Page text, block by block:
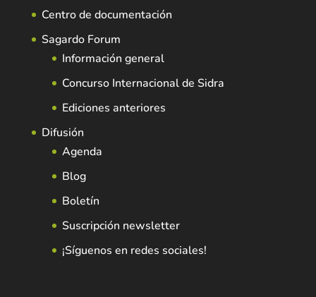
Centro de documentación
Sagardo Forum
Información general
Concurso Internacional de Sidra
Ediciones anteriores
Difusión
Agenda
Blog
Boletín
Suscripción newsletter
¡Síguenos en redes sociales!